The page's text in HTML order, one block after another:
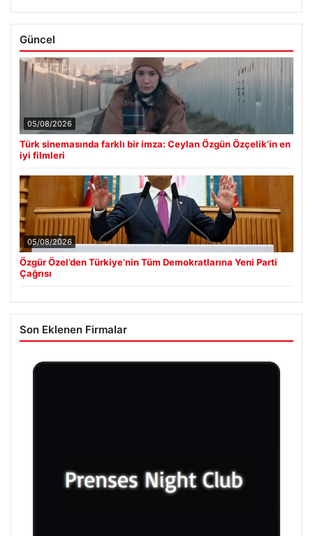
Güncel
05/08/2026
Türk sinemasında farklı bir imza: Ceylan Özgün Özçelik’in en
iyi filmleri
05/08/2026
Özgür Özel’den Türkiye’nin Tüm Demokratlarına Yeni Parti
Çağrısı
Son Eklenen Firmalar